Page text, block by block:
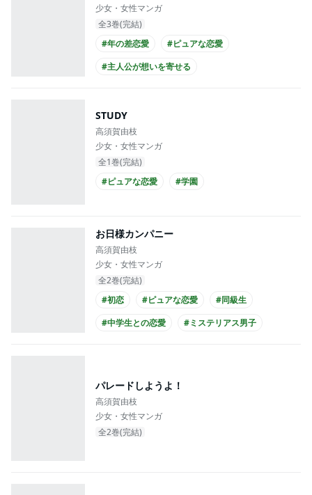
少女・女性マンガ
全3巻(完結)
#年の差恋愛
#ピュアな恋愛
#主人公が想いを寄せる
#クール男子
#主人公が高校生
STUDY
高須賀由枝
少女・女性マンガ
全1巻(完結)
#ピュアな恋愛
#学園
お日様カンパニー
高須賀由枝
少女・女性マンガ
全2巻(完結)
#初恋
#ピュアな恋愛
#同級生
#中学生との恋愛
#ミステリアス男子
パレードしようよ！
高須賀由枝
少女・女性マンガ
全2巻(完結)